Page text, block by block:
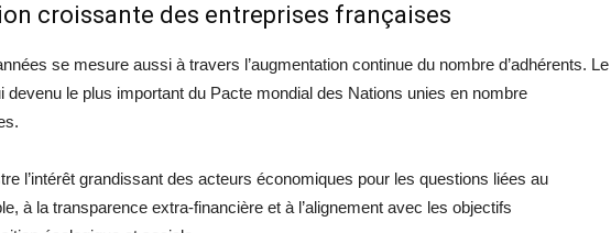
croissante des entreprises françaises
se mesure aussi à travers l’augmentation continue du nombre d’adhérents. Le
devenu le plus important du Pacte mondial des Nations unies en nombre
l’intérêt grandissant des acteurs économiques pour les questions liées au
à la transparence extra-financière et à l’alignement avec les objectifs